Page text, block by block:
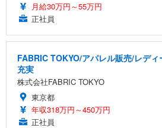
月給30万円～55万円
正社員
FABRIC TOKYO/アパレル販売/レデ
充実
株式会社FABRIC TOKYO
東京都
年収318万円～450万円
正社員